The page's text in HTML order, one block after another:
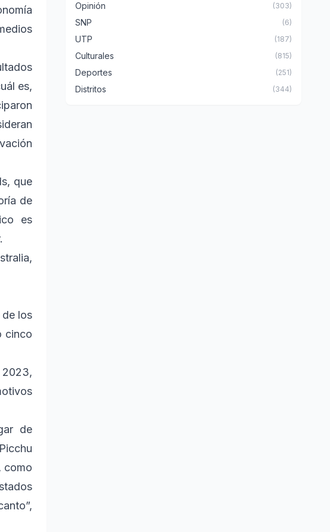
es,
que
de
es
los
cinco
2023,
de
como
Opinión (303)
SNP (6)
UTP (187)
Culturales (815)
Deportes (251)
Distritos (344)